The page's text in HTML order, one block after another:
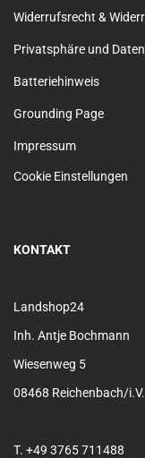
Widerrufsrecht &
Privatsphäre und
Batteriehinweis
Grounding Page
Impressum
Cookie Einstellungen
KONTAKT
Landshop24
Inh. Antje Bochmann
Wiesenweg 5
08468 Reichenbach/i.V.
T. +49 3765 711488